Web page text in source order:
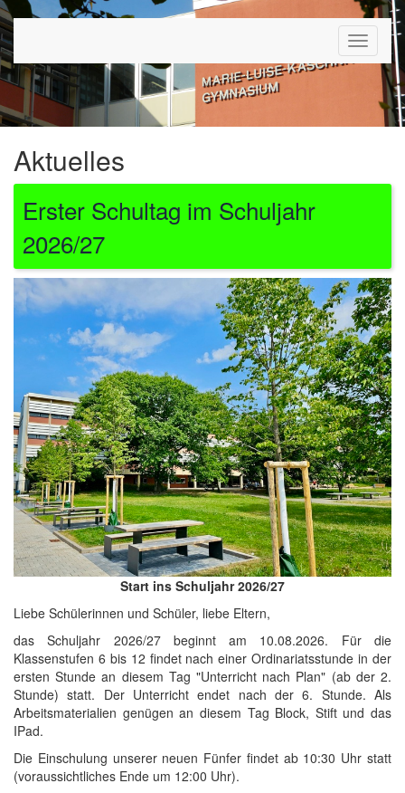
Toggle
Aktuelles
Erster Schultag im Schuljahr
2026/27
Start ins Schuljahr 2026/27
Liebe Schülerinnen und Schüler, liebe Eltern,
das Schuljahr 2026/27 beginnt am 10.08.2026. Für die
Klassenstufen 6 bis 12 findet nach einer Ordinariatsstunde in der
ersten Stunde an diesem Tag "Unterricht nach Plan" (ab der 2.
Stunde) statt. Der Unterricht endet nach der 6. Stunde. Als
Arbeitsmaterialien genügen an diesem Tag Block, Stift und das
IPad.
Die Einschulung unserer neuen Fünfer findet ab 10:30 Uhr statt
(voraussichtliches Ende um 12:00 Uhr).